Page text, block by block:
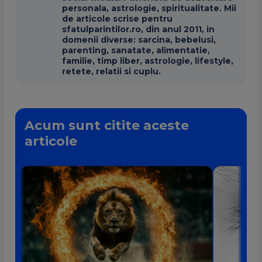
personala, astrologie, spiritualitate. Mii
de articole scrise pentru
sfatulparintilor.ro, din anul 2011, in
domenii diverse: sarcina, bebelusi,
parenting, sanatate, alimentatie,
familie, timp liber, astrologie, lifestyle,
retete, relatii si cuplu.
Acum sunt citite aceste
articole